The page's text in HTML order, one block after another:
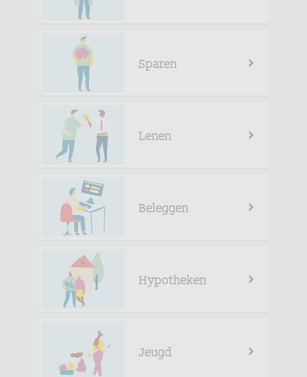
Sparen
Lenen
Beleggen
Hypotheken
Jeugd